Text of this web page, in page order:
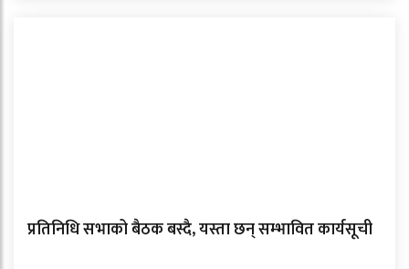
प्रतिनिधि सभाको बैठक बस्दै, यस्ता छन् सम्भावित कार्यसूची